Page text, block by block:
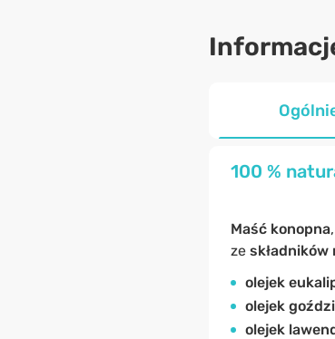
100 %
Maść konopna
ze
olejek
olejek
olejek